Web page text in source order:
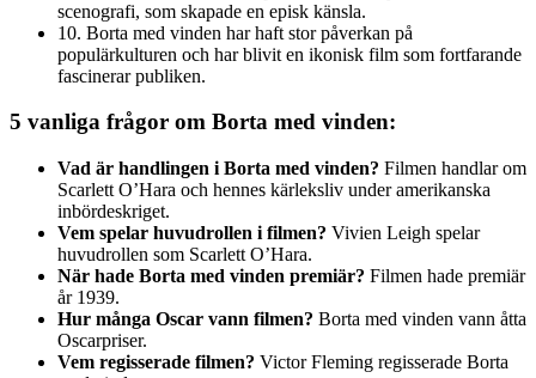
scenografi, som skapade en episk känsla.
10. Borta med vinden har haft stor påverkan på
populärkulturen och har blivit en ikonisk film som fortfarande
fascinerar publiken.
5 vanliga frågor om Borta med vinden:
Vad är handlingen i Borta med vinden? Filmen handlar om
Scarlett O’Hara och hennes kärleksliv under amerikanska
inbördeskriget.
Vem spelar huvudrollen i filmen? Vivien Leigh spelar
huvudrollen som Scarlett O’Hara.
När hade Borta med vinden premiär? Filmen hade premiär
år 1939.
Hur många Oscar vann filmen? Borta med vinden vann åtta
Oscarpriser.
Vem regisserade filmen? Victor Fleming regisserade Borta